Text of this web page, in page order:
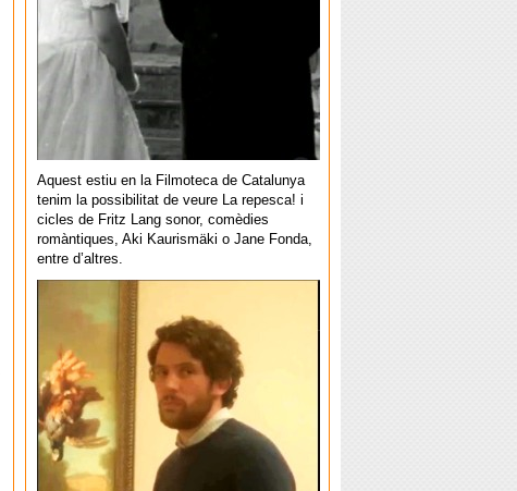
Aquest estiu en la Filmoteca de Catalunya
tenim la possibilitat de veure La repesca! i
cicles de Fritz Lang sonor, comèdies
romàntiques, Aki Kaurismäki o Jane Fonda,
entre d’altres.